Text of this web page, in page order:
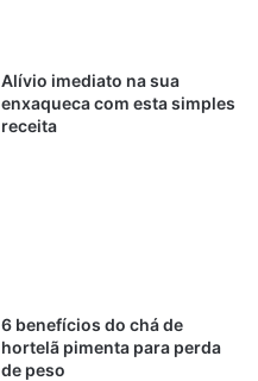
Alívio imediato na sua
enxaqueca com esta simples
receita
6 benefícios do chá de
hortelã pimenta para perda
de peso